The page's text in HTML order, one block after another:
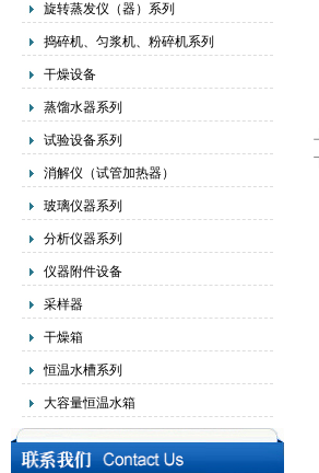
旋转蒸发仪（器）系列
捣碎机、匀浆机、粉碎机系列
干燥设备
蒸馏水器系列
试验设备系列
消解仪（试管加热器）
玻璃仪器系列
分析仪器系列
仪器附件设备
采样器
干燥箱
恒温水槽系列
大容量恒温水箱